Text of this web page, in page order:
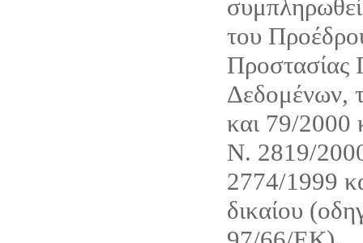
του
Προστασίας
Δεδομένων,
και 79/2000
Ν. 2819/
2774/1999
δικαίου